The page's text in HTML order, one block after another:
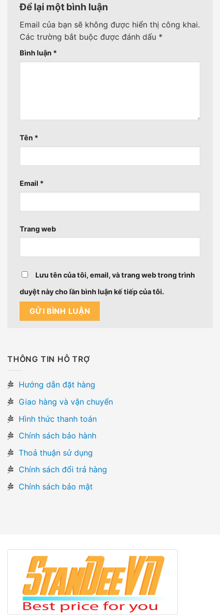
Để lại một bình luận
Email của bạn sẽ không được hiển thị công khai.
Các trường bắt buộc được đánh dấu *
Bình luận *
Tên *
Email *
Trang web
Lưu tên của tôi, email, và trang web trong trình
duyệt này cho lần bình luận kế tiếp của tôi.
THÔNG TIN HỖ TRỢ
Hướng dẫn đặt hàng
Giao hàng và vận chuyển
Hình thức thanh toán
Chính sách bảo hành
Thoả thuận sử dụng
Chính sách đổi trả hàng
Chính sách bảo mật